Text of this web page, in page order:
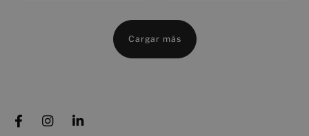
Cargar más